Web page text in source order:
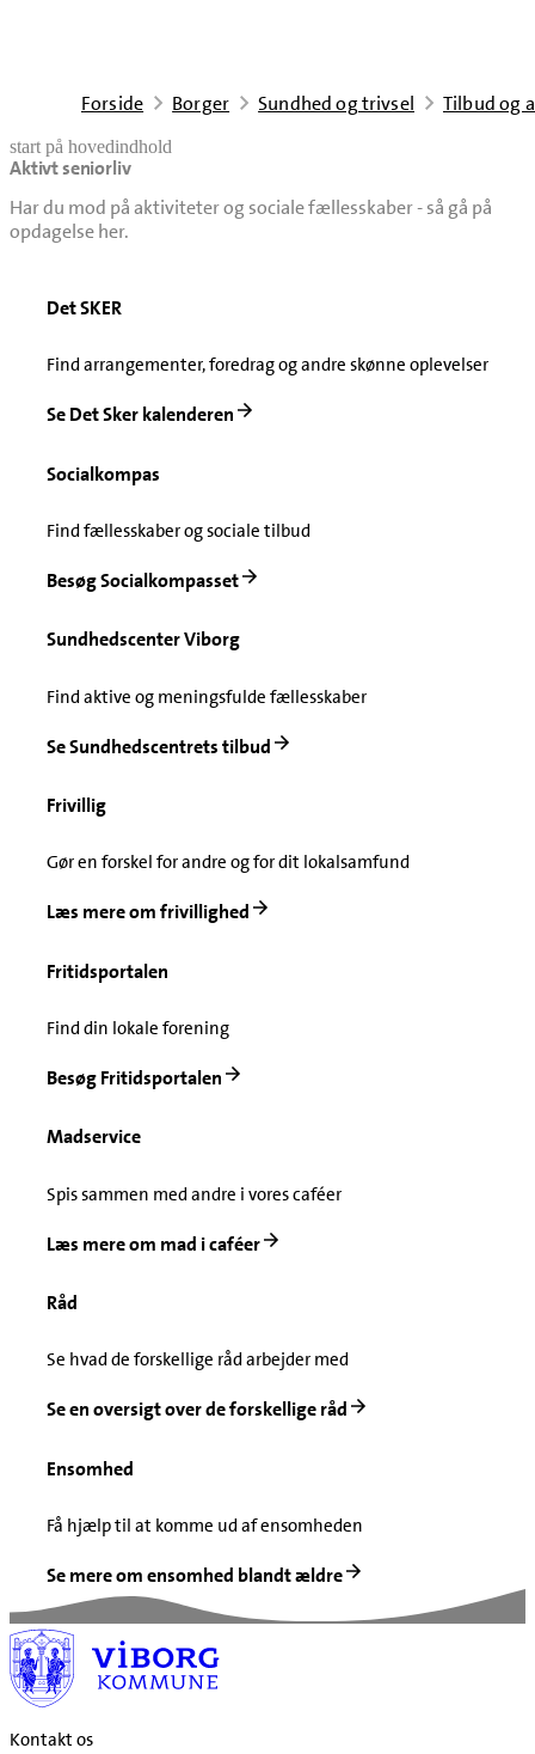
Forside Borger Sundhed og trivsel Tilbud og
start på hovedindhold
Aktivt seniorliv
Har du mod på aktiviteter og sociale fællesskaber - så gå på
opdagelse her.
senest opdateret 24. juni 2026
Det SKER
Find arrangementer, foredrag og andre skønne oplevelser
Se Det Sker kalenderen
Socialkompas
Find fællesskaber og sociale tilbud
Besøg Socialkompasset
Sundhedscenter Viborg
Find aktive og meningsfulde fællesskaber
Se Sundhedscentrets tilbud
Frivillig
Gør en forskel for andre og for dit lokalsamfund
Læs mere om frivillighed
Fritidsportalen
Find din lokale forening
Besøg Fritidsportalen
Madservice
Spis sammen med andre i vores caféer
Læs mere om mad i caféer
Råd
Se hvad de forskellige råd arbejder med
Se en oversigt over de forskellige råd
Ensomhed
Få hjælp til at komme ud af ensomheden
Se mere om ensomhed blandt ældre
Kontakt os